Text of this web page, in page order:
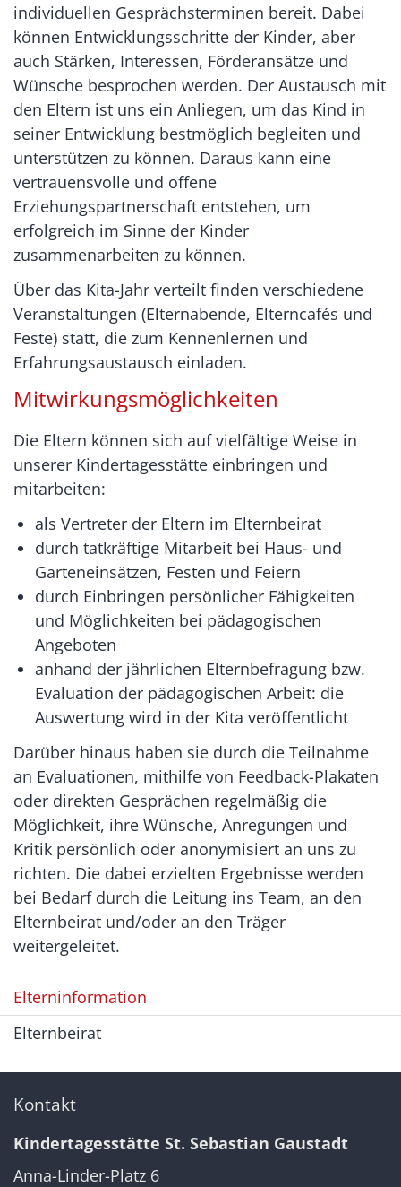
individuellen Gesprächsterminen bereit. Dabei
können Entwicklungsschritte der Kinder, aber
auch Stärken, Interessen, Förderansätze und
Wünsche besprochen werden. Der Austausch mit
den Eltern ist uns ein Anliegen, um das Kind in
seiner Entwicklung bestmöglich begleiten und
unterstützen zu können. Daraus kann eine
vertrauensvolle und offene
Erziehungspartnerschaft entstehen, um
erfolgreich im Sinne der Kinder
zusammenarbeiten zu können.
Über das Kita-Jahr verteilt finden verschiedene
Veranstaltungen (Elternabende, Elterncafés und
Feste) statt, die zum Kennenlernen und
Erfahrungsaustausch einladen.
Mitwirkungsmöglichkeiten
Die Eltern können sich auf vielfältige Weise in
unserer Kindertagesstätte einbringen und
mitarbeiten:
als Vertreter der Eltern im Elternbeirat
durch tatkräftige Mitarbeit bei Haus- und
Garteneinsätzen, Festen und Feiern
durch Einbringen persönlicher Fähigkeiten
und Möglichkeiten bei pädagogischen
Angeboten
anhand der jährlichen Elternbefragung bzw.
Evaluation der pädagogischen Arbeit: die
Auswertung wird in der Kita veröffentlicht
Darüber hinaus haben sie durch die Teilnahme
an Evaluationen, mithilfe von Feedback-Plakaten
oder direkten Gesprächen regelmäßig die
Möglichkeit, ihre Wünsche, Anregungen und
Kritik persönlich oder anonymisiert an uns zu
richten. Die dabei erzielten Ergebnisse werden
bei Bedarf durch die Leitung ins Team, an den
Elternbeirat und/oder an den Träger
weitergeleitet.
Elterninformation
Elternbeirat
Kontakt
Kindertagesstätte St. Sebastian Gaustadt
Anna-Linder-Platz 6